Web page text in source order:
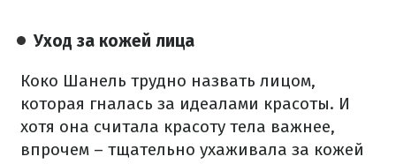
Уход за кожей лица
Коко Шанель трудно назвать лицом,
которая гналась за идеалами красоты. И
хотя она считала красоту тела важнее,
впрочем – тщательно ухаживала за кожей